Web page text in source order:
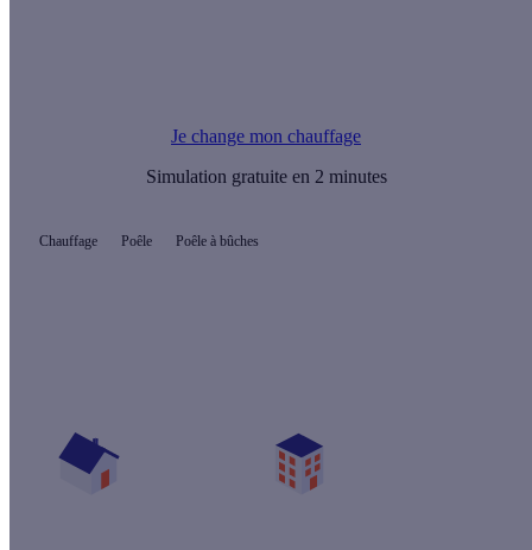
Je change mon chauffage
Simulation gratuite en 2 minutes
Chauffage Poêle Poêle à bûches